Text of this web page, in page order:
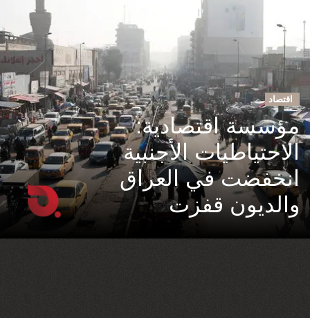
اقتصاد
مؤسسة اقتصادية:
الاحتياطيات الأجنبية
انخفضت في العراق
والديون قفزت